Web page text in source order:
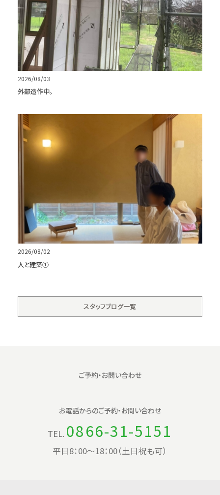
2026/08/03
外部造作中。
2026/08/02
人と建築①
スタッフブログ一覧
ご予約・お問い合わせ
お電話からのご予約・お問い合わせ
TEL. 0866-31-5151
平日8：00〜18：00（土日祝も可）